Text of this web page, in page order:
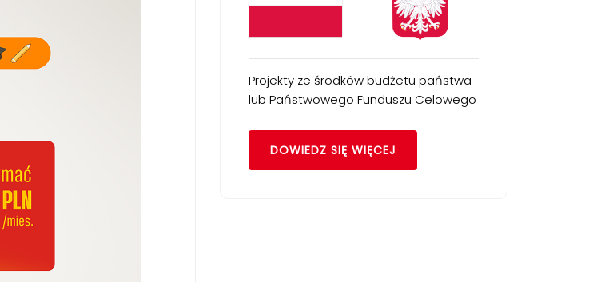
Projekty ze środków budżetu państwa
lub Państwowego Funduszu Celowego
DOWIEDZ SIĘ WIĘCEJ